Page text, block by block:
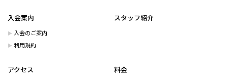
入会案内
入会のご案内
利用規約
スタッフ紹介
料金
アクセス